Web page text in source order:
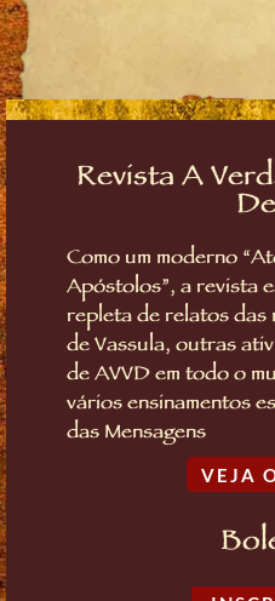
Revista A
Como um moderno
Apóstolos”, a revista
repleta de relatos das
de Vassula, outras
de AVVD em todo o
vários ensinamentos
das Mensagens
VEJA